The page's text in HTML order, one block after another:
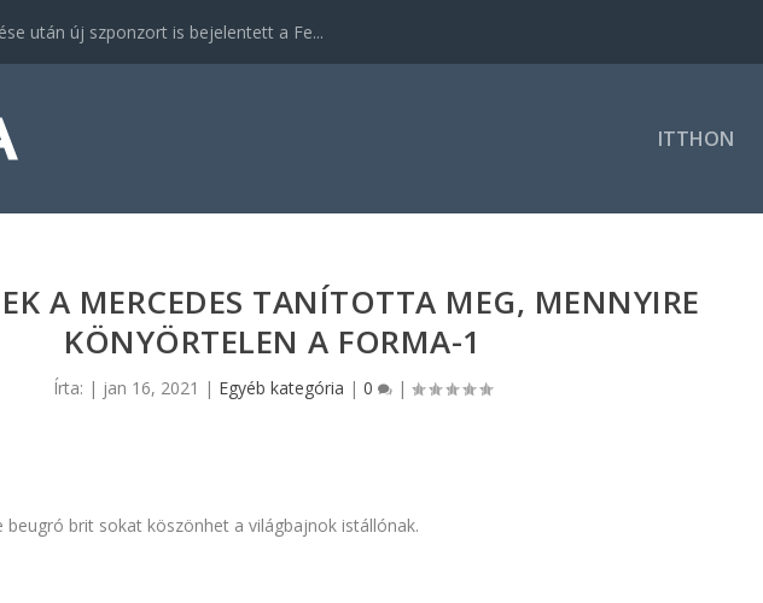
után új szponzort is bejelentett a Fe...
ITTHON
A MERCEDES TANÍTOTTA MEG, MENNYIRE
KÖNYÖRTELEN A FORMA-1
Írta: | jan 16, 2021 | Egyéb kategória |0 |
beugró brit sokat köszönhet a világbajnok istállónak.